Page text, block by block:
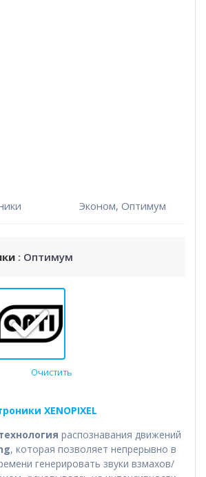
Эконом, Оптимум
: Оптимум
Очистить
XENOPIXEL
распознавания движений
, которая позволяет непрерывно в
генерировать звуки взмахов/